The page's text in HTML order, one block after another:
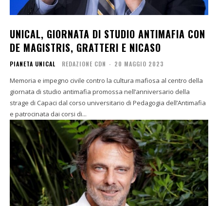
UNICAL, GIORNATA DI STUDIO ANTIMAFIA CON
DE MAGISTRIS, GRATTERI E NICASO
PIANETA UNICAL REDAZIONE CDN - 20 MAGGIO 2023
Memoria e impegno civile contro la cultura mafiosa al centro della
giornata di studio antimafia promossa nell’anniversario della
strage di Capaci dal corso universitario di Pedagogia dell’Antimafia
e patrocinata dai corsi di...